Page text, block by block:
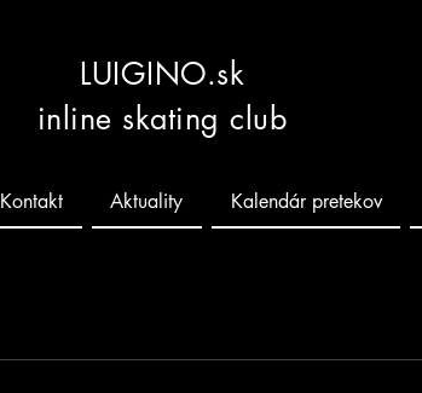
LUIGINO.sk
inline skating club
Kontakt Aktuality Kalendár pretekov